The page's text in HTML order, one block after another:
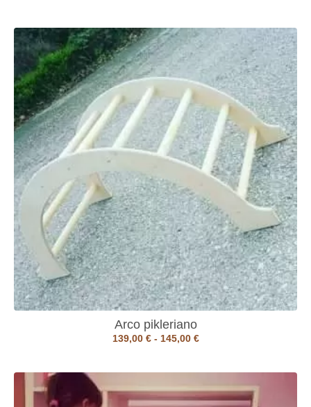
Arco pikleriano
139,00 € - 145,00 €